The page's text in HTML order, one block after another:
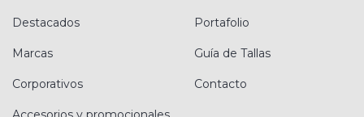
Destacados
Marcas
Corporativos
Portafolio
Guía de Tallas
Contacto